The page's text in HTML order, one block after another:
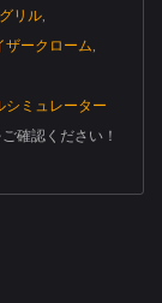
リル
ザークローム
シミュレーター
確認ください！